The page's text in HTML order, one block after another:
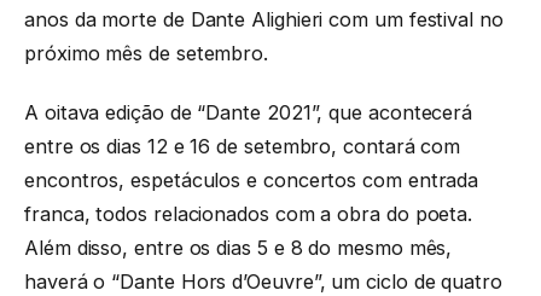
anos da morte de Dante Alighieri com um festival no
próximo mês de setembro.
A oitava edição de “Dante 2021”, que acontecerá
entre os dias 12 e 16 de setembro, contará com
encontros, espetáculos e concertos com entrada
franca, todos relacionados com a obra do poeta.
Além disso, entre os dias 5 e 8 do mesmo mês,
haverá o “Dante Hors d’Oeuvre”, um ciclo de quatro